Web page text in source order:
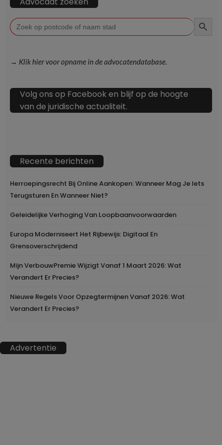
Zoek
naar:
→ Klik hier voor opname in de advocatendatabase.
Volg ons op Facebook en blijf op de hoogte
van de juridische actualiteit.
Recente berichten
Herroepingsrecht Bij Online Aankopen: Wanneer Mag Je Iets
Terugsturen En Wanneer Niet?
Geleidelijke Verhoging Van Loopbaanvoorwaarden
Europa Moderniseert Het Rijbewijs: Digitaal En
Grensoverschrijdend
Mijn VerbouwPremie Wijzigt Vanaf 1 Maart 2026: Wat
Verandert Er Precies?
Nieuwe Regels Voor Opzegtermijnen Vanaf 2026: Wat
Verandert Er Precies?
Advertentie